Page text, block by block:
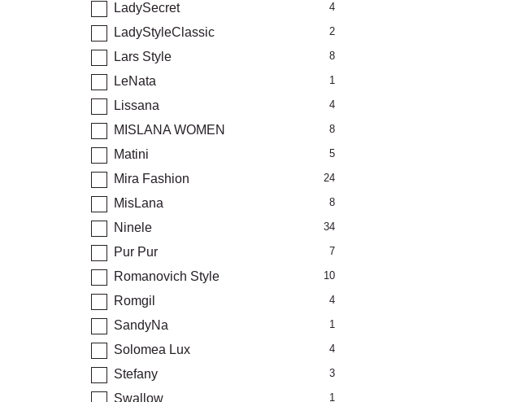
LadySecret 4
LadyStyleClassic 2
Lars Style 8
LeNata 1
Lissana 4
MISLANA WOMEN 8
Matini 5
Mira Fashion 24
MisLana 8
Ninele 34
Pur Pur 7
Romanovich Style 10
Romgil 4
SandyNa 1
Solomea Lux 4
Stefany 3
Swallow 1